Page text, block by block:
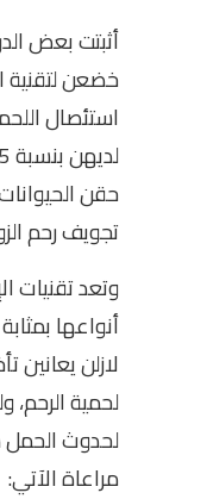
أثبتت بعض
خضعن لتقنية
استئصال
حقن
تجويف رحم
وتعد تقنيات
أنواعها
لازلن يعانين
لحمية
لحدوث الحمل
مراعاة الآتي: